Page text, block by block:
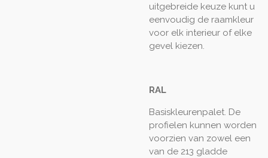
uitgebreide keuze kunt u
eenvoudig de raamkleur
voor elk interieur of elke
gevel kiezen.
RAL
Basiskleurenpalet. De
profielen kunnen worden
voorzien van zowel een
van de 213 gladde